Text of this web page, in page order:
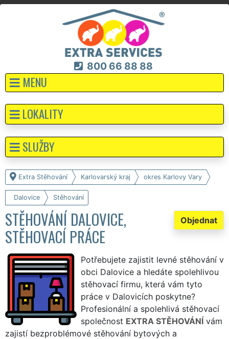
800 66 88 88
MENU
Extra Stěhování Karlovarský kraj okres Karlovy Vary
Dalovice Stěhování
Objednat
STĚHOVÁNÍ DALOVICE,
STĚHOVACÍ PRÁCE
Potřebujete zajistit levné stěhování v
obci Dalovice a hledáte spolehlivou
stěhovací firmu, která vám tyto
práce v Dalovicích poskytne?
Profesionální a spolehlivá stěhovací
společnost EXTRA STĚHOVÁNÍ vám
zajistí bezproblémové stěhování bytových a
LOKALITY
SLUŽBY